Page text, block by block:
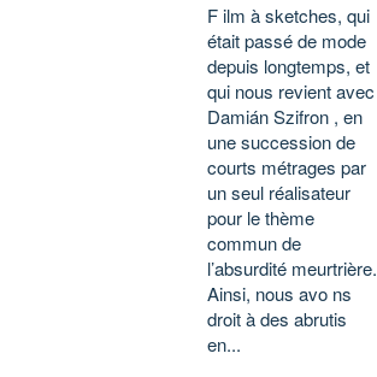
F ilm à sketches, qui
était passé de mode
depuis longtemps, et
qui nous revient avec
Damián Szifron , en
une succession de
courts métrages par
un seul réalisateur
pour le thème
commun de
l’absurdité meurtrière.
Ainsi, nous avo ns
droit à des abrutis
en...